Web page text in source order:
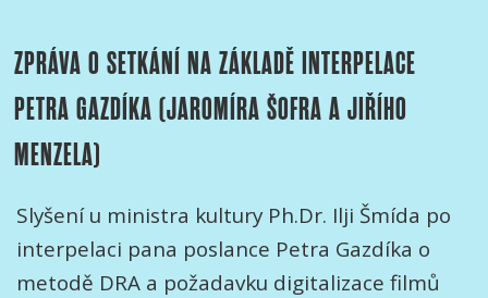
ZPRÁVA O SETKÁNÍ NA ZÁKLADĚ INTERPELACE
PETRA GAZDÍKA (JAROMÍRA ŠOFRA A JIŘÍHO
MENZELA)
Slyšení u ministra kultury Ph.Dr. Ilji Šmída po
interpelaci pana poslance Petra Gazdíka o
metodě DRA a požadavku digitalizace filmů